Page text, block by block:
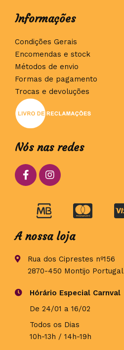
Informações
Condições Gerais
Encomendas e stock
Métodos de envio
Formas de pagamento
Trocas e devoluções
Nós nas redes
A nossa loja
Rua dos Ciprestes nº156
2870-450 Montijo Portugal
Hórário Especial Carnval
De 24/01 a 16/02
Todos os Dias
10h-13h / 14h-19h